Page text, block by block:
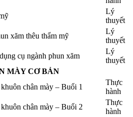
Lý
thuyết
xăm thêu thẩm mỹ
Lý
thuyết
cụ ngành phun xăm
Lý
thuyết
MÀY CƠ BẢN
chân mày – Buổi 1
Thực
hành
chân mày – Buổi 2
Thực
hành